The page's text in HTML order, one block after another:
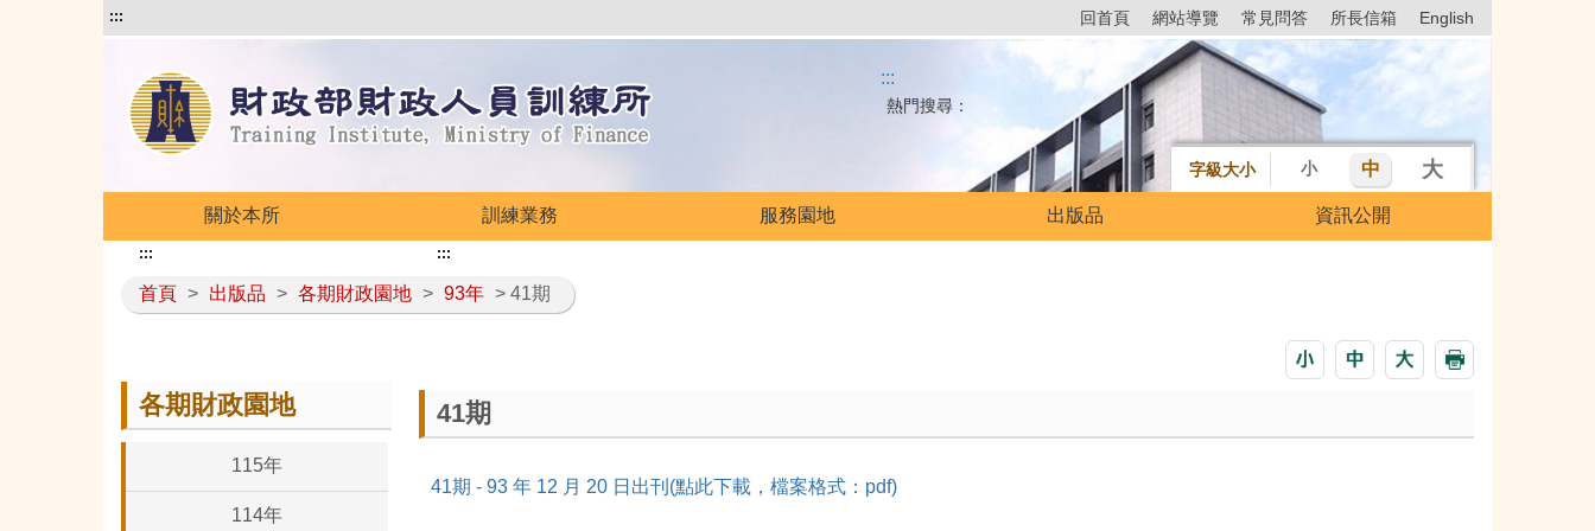
::: 回首頁 網站導覽 常見問答 所長信箱 English
:::
熱門搜尋：
字級大小 小 中 大
關於本所 訓練業務 服務園地 出版品 資訊公開
首頁 > 出版品 > 各期財政園地 > 93年 > 41期
:::
各期財政園地
115年
114年
:::
41期
41期 - 93 年 12 月 20 日出刊(點此下載，檔案格式：pdf)